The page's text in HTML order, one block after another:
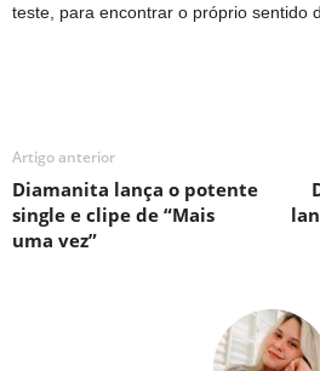
teste, para encontrar o próprio sentido
Artigo anterior
Diamanita lança o potente
single e clipe de “Mais
uma vez”